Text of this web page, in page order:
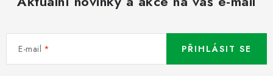
E-mail PŘIHLÁSIT SE